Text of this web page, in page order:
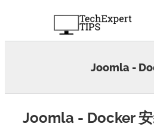
Joomla -
Joomla - Docker